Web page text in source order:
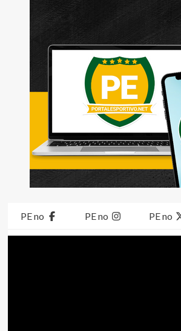
PE no PE no PE no